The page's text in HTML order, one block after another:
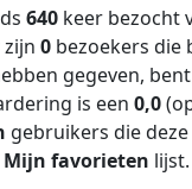
640 keer bezocht
0 bezoekers die
gegeven,
is een 0,0
gebruikers die
Mijn favorieten lijst.